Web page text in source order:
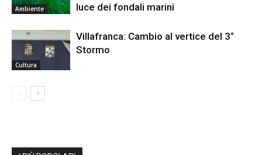
Ambiente
luce dei fondali marini
Cultura
Villafranca: Cambio al vertice del 3°
Stormo